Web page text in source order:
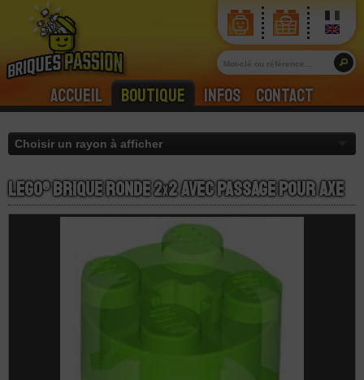
Accueil Boutique Infos Contact
LEGO® Brique Ronde 2x2 Avec Passage Pour Axe